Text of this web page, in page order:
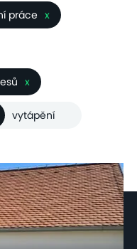
práce x
x
vytápění